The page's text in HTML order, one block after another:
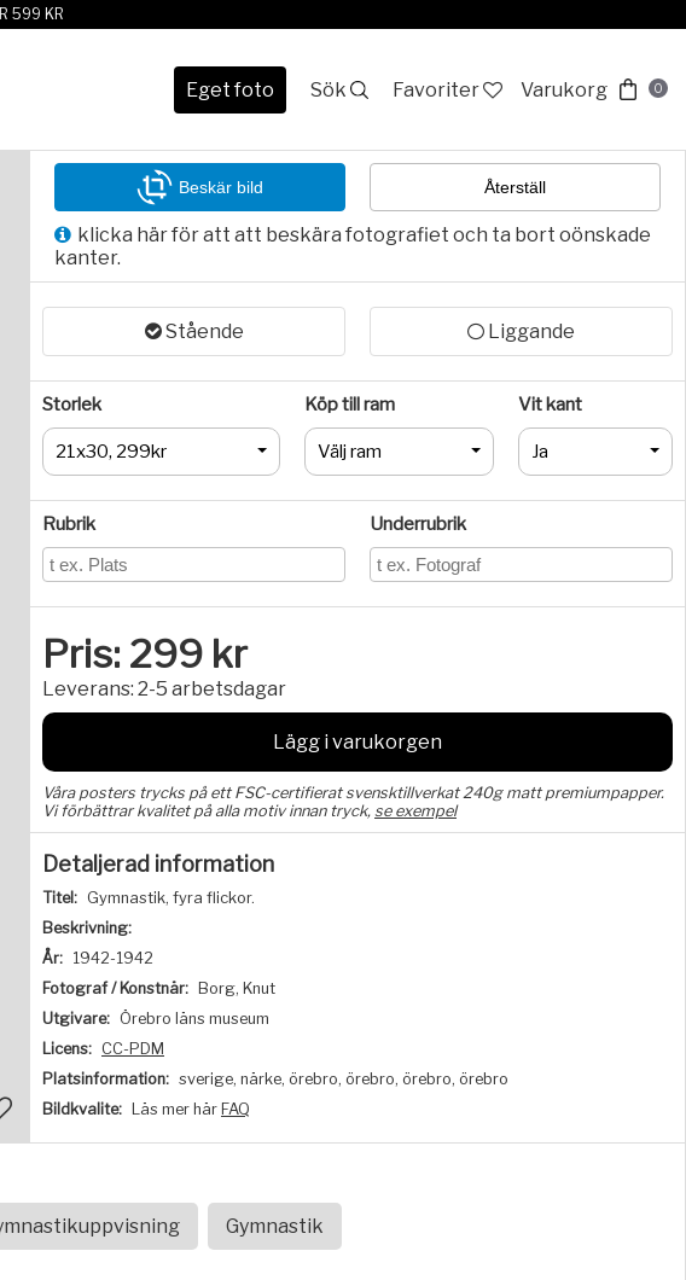
599 KR
Eget foto Sök Favoriter Varukorg 0
Beskär bild Återställ
klicka här för att att beskära fotografiet och ta bort oönskade
kanter.
Stående Liggande
Storlek
21x30, 299kr
Köp till ram
Välj ram
Vit kant
Ja
Rubrik Underrubrik
Pris: 299 kr
Leverans: 2-5 arbetsdagar
Lägg i varukorgen
Våra posters trycks på ett FSC-certifierat svensktillverkat 240g matt premiumpapper.
Vi förbättrar kvalitet på alla motiv innan tryck, se exempel
Detaljerad information
Titel: Gymnastik, fyra flickor.
Beskrivning:
År: 1942-1942
Fotograf / Konstnär:
Borg, Knut
Utgivare: Örebro läns museum
Licens: CC-PDM
Platsinformation: sverige, närke, örebro, örebro, örebro, örebro
Bildkvalite:
Läs mer här FAQ
Gymnastik